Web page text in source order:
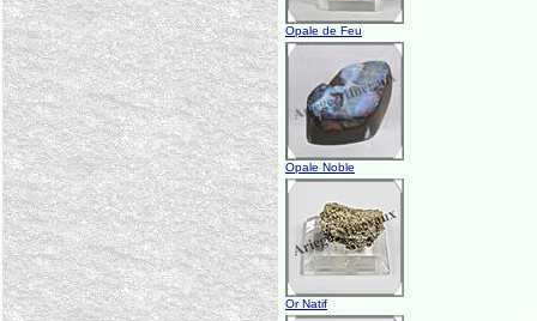
Opale de Feu
Opale Noble
Or Natif